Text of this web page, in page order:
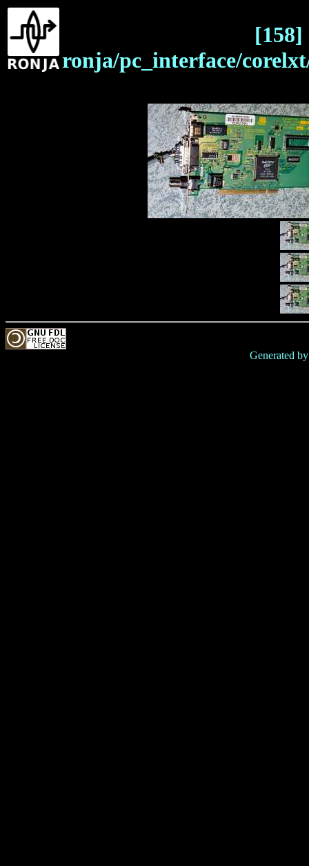
[158]
ronja/pc_interface/
Generated